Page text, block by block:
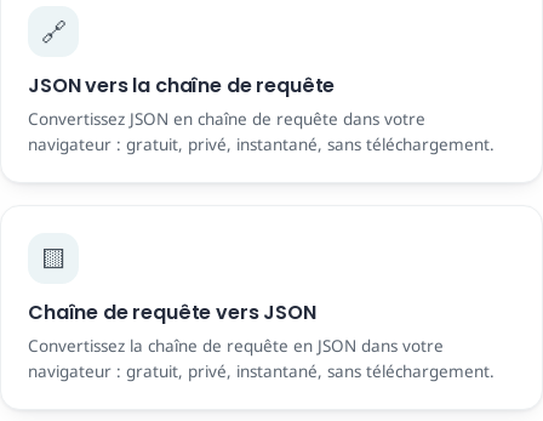
🔗
JSON vers la chaîne de requête
Convertissez JSON en chaîne de requête dans votre
navigateur : gratuit, privé, instantané, sans téléchargement.
🟨
Chaîne de requête vers JSON
Convertissez la chaîne de requête en JSON dans votre
navigateur : gratuit, privé, instantané, sans téléchargement.